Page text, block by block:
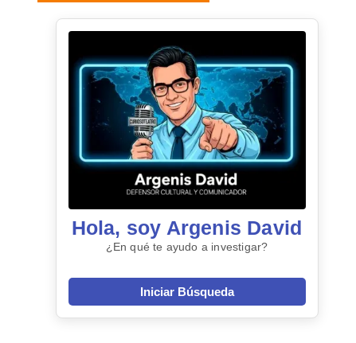
Hola, soy Argenis David
¿En qué te ayudo a investigar?
Iniciar Búsqueda